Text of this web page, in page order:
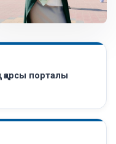
қарсы порталы